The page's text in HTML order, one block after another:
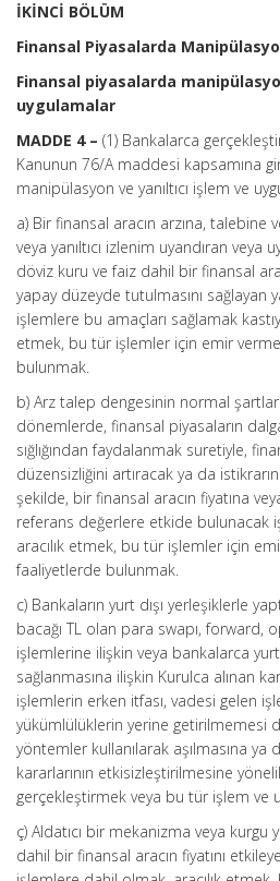
İKİNCİ BÖLÜM
Finansal Piyasalarda
Finansal piyasalarda
uygulamalar
MADDE 4 – (1) Bankalarca
Kanunun 76/A maddesi kapsamına
manipülasyon ve yanıltıcı işlem ve
a) Bir finansal aracın arzına, talebine
veya yanıltıcı izlenim uyandıran veya
döviz kuru ve faiz dahil bir finansal
yapay düzeyde tutulmasını sağlayan
işlemlere bu amaçları sağlamak
etmek, bu tür işlemler için emir
bulunmak.
b) Arz talep dengesinin normal
dönemlerde, finansal piyasaların
sığlığından faydalanmak suretiyle,
düzensizliğini artıracak ya da
şekilde, bir finansal aracın fiyatına
referans değerlere etkide bulunacak
aracılık etmek, bu tür işlemler için
faaliyetlerde bulunmak.
c) Bankaların yurt dışı yerleşiklerle
bacağı TL olan para swapı, forward,
işlemlerine ilişkin veya bankalarca yurt
sağlanmasına ilişkin Kurulca alınan
işlemlerin erken itfası, vadesi gelen
yükümlülüklerin yerine getirilmemesi
yöntemler kullanılarak aşılmasına ya
kararlarının etkisizleştirilmesine
gerçekleştirmek veya bu tür işlem ve
ç) Aldatıcı bir mekanizma veya kurgu
dahil bir finansal aracın fiyatını